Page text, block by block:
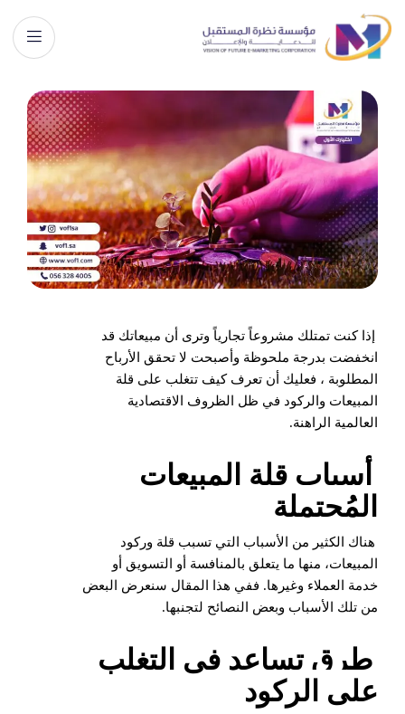
إذا كنت تمتلك مشروعاً تجارياً وترى أن مبيعاتك قد
انخفضت بدرجة ملحوظة وأصبحت لا تحقق الأرباح
المطلوبة ، فعليك أن تعرف كيف تتغلب على قلة
المبيعات والركود في ظل الظروف الاقتصادية
العالمية الراهنة.
أسباب قلة المبيعات
المُحتملة
هناك الكثير من الأسباب التي تسبب قلة وركود
المبيعات، منها ما يتعلق بالمنافسة أو التسويق أو
خدمة العملاء وغيرها. ففي هذا المقال سنعرض البعض
من تلك الأسباب وبعض النصائح لتجنبها.
طرق تساعد فى التغلب
على الركود